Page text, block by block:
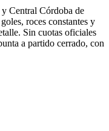
Central Córdoba de
roces constantes y
Sin cuotas oficiales
a partido cerrado, con